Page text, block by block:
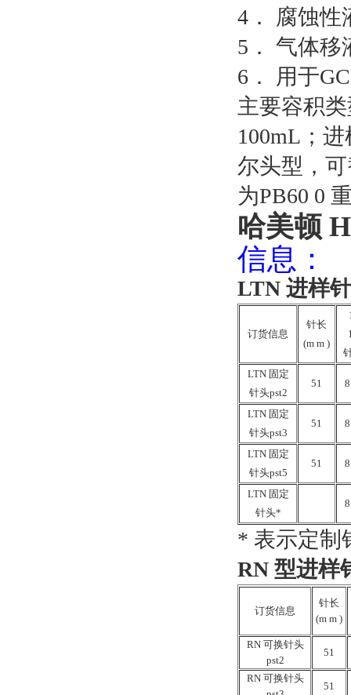
4． 腐蚀性
5． 气体移
6． 用于
主要容积类
100mL；
尔头型，
为PB60 0
哈美顿
信息：
LTN 进样针
订货信息
针长
(m m )
LTN 固定
针头pst2
51
LTN 固定
针头pst3
51
LTN 固定
针头pst5
51
LTN 固定
针头*
* 表示定制
RN 型进样
订货信息
针长
(m m )
RN 可换针头
pst2
51
RN 可换针头
51